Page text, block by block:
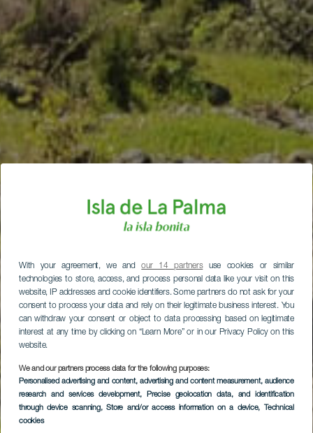
With your agreement, we andour 14 partnersuse cookies or similar
technologies to store, access, and process personal data like your visit on this
website, IP addresses and cookie identifiers. Some partners do not ask for your
consent to process your data and rely on their legitimate business interest. You
can withdraw your consent or object to data processing based on legitimate
interest at any time by clicking on “Learn More” or in our Privacy Policy on this
website.
We and our partners process data for the following purposes:
Personalised advertising and content, advertising and content measurement, audience
research and services development, Precise geolocation data, and identification
through device scanning, Store and/or access information on a device, Technical
cookies